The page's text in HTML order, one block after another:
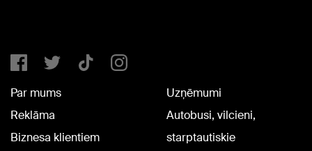
Par mums
Reklāma
Biznesa klientiem
Uzņēmumi
Autobusi, vilcieni,
starptautiskie